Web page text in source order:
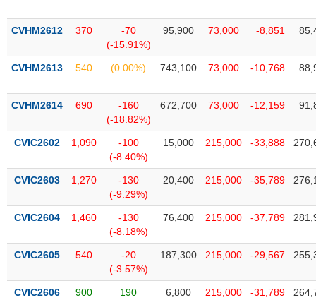
CVHM2612 370
-70
(-15.91%)
95,900 73,000 -8,851
CVHM2613 540 (0.00%) 743,100 73,000 -10,768
CVHM2614 690
-160
(-18.82%)
672,700 73,000 -12,159
CVIC2602 1,090
-100
(-8.40%)
15,000 215,000 -33,888
CVIC2603 1,270
-130
(-9.29%)
20,400 215,000 -35,789
CVIC2604 1,460
-130
(-8.18%)
76,400 215,000 -37,789
CVIC2605 540
-20
(-3.57%)
187,300 215,000 -29,567
CVIC2606 900
190
6,800 215,000 -31,789
Tất cả Người nội bộ Người liên quan Cổ đông lớn
Tin
tức
của
giả
(-)
phân
tích